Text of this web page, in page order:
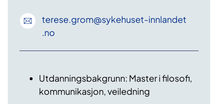
terese.grom@sykehuset-innlandet
.no
Utdanningsbakgrunn: Master i filosofi,
kommunikasjon, veiledning